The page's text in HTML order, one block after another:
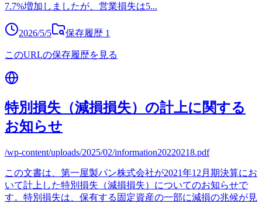
7.7%増加しましたが、営業損失は5...
2026/5/5 保存履歴 1
このURLの保存履歴を見る
特別損失（減損損失）の計上に関する
お知らせ
/wp-content/uploads/2025/02/information20220218.pdf
この文書は、第一屋製パン株式会社が2021年12月期決算にお
いて計上した特別損失（減損損失）についてのお知らせで
す。特別損失は、保有する固定資産の一部に減損の兆候が見